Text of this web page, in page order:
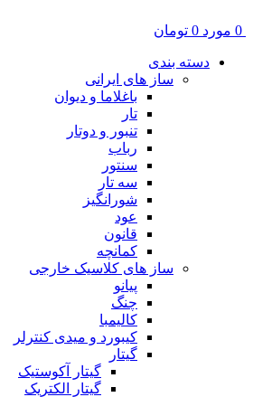
0 مورد 0 تومان
دسته بندی
ساز های ایرانی
باغلاما و دیوان
تار
تنبور و دوتار
رباب
سنتور
سه تار
شورانگیز
عود
قانون
کمانچه
ساز های کلاسیک خارجی
پیانو
چنگ
کالیمبا
کیبورد و میدی کنترلر
گیتار
گیتار آکوستیک
گیتار الکتریک